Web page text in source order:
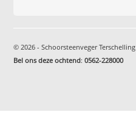
© 2026 - Schoorsteenveger Terschelling
Bel ons deze ochtend:0562-228000